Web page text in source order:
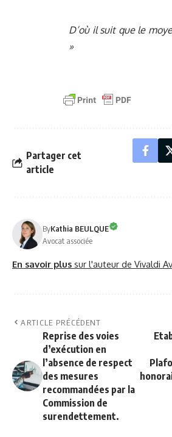
D’où il suit que le
»
Partager cet
article
ByKathia BEULQUE
Avocat associée
En savoir plus sur l'auteur de Vivaldi
ARTICLE PRÉCÉDENT
Reprise des voies
d’exécution en
l’absence de respect
des mesures
recommandées par la
Commission de
surendettement.